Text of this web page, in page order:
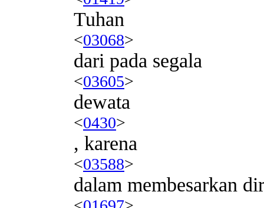
Tuhan
<03068>
dari pada segala
<03605>
dewata
<0430>
, karena
<03588>
dalam membesarkan